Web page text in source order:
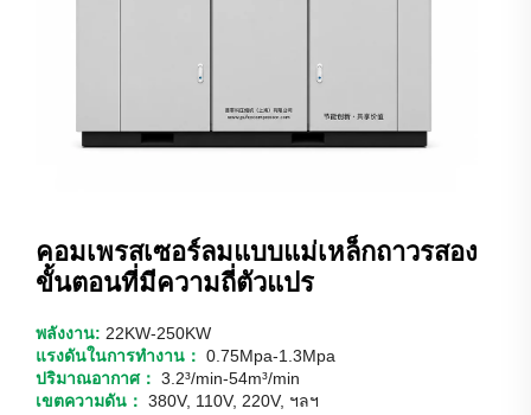
คอมเพรสเซอร์ลมแบบแม่เหล็กถาวรสอง
ขั้นตอนที่มีความถี่ตัวแปร
พลังงาน: 22KW-250KW
แรงดันในการทำงาน： 0.75Mpa-1.3Mpa
ปริมาณอากาศ： 3.2³/min-54m³/min
เขตความดัน： 380V, 110V, 220V, ฯลฯ